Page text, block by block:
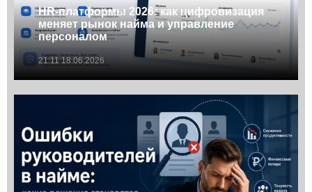
HR-платформы 2026: как цифровизация
меняет рынок найма и управление
персоналом
21:11 18.06.2026